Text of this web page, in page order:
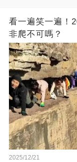
看一遍笑一遍！
非爬不可嗎？
2025/12/21